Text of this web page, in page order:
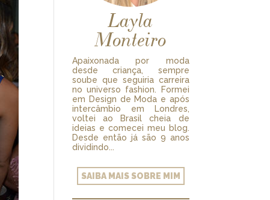
Layla
Monteiro
Apaixonada por moda
desde criança, sempre
soube que seguiria carreira
no universo fashion. Formei
em Design de Moda e após
intercâmbio em Londres,
voltei ao Brasil cheia de
ideias e comecei meu blog.
Desde então já são 9 anos
dividindo...
SAIBA MAIS SOBRE MIM